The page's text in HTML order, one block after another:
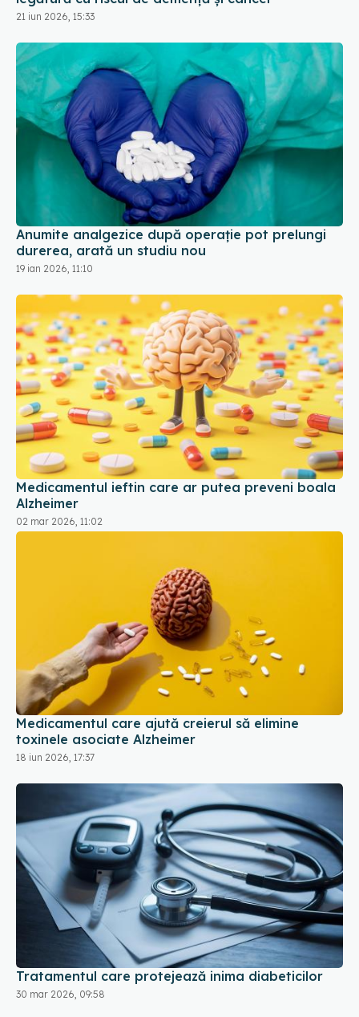
Anumite analgezice după operație pot prelungi
durerea, arată un studiu nou
19 ian 2026, 11:10
Medicamentul ieftin care ar putea preveni boala
Alzheimer
02 mar 2026, 11:02
Medicamentul care ajută creierul să elimine
toxinele asociate Alzheimer
18 iun 2026, 17:37
Tratamentul care protejează inima diabeticilor
30 mar 2026, 09:58